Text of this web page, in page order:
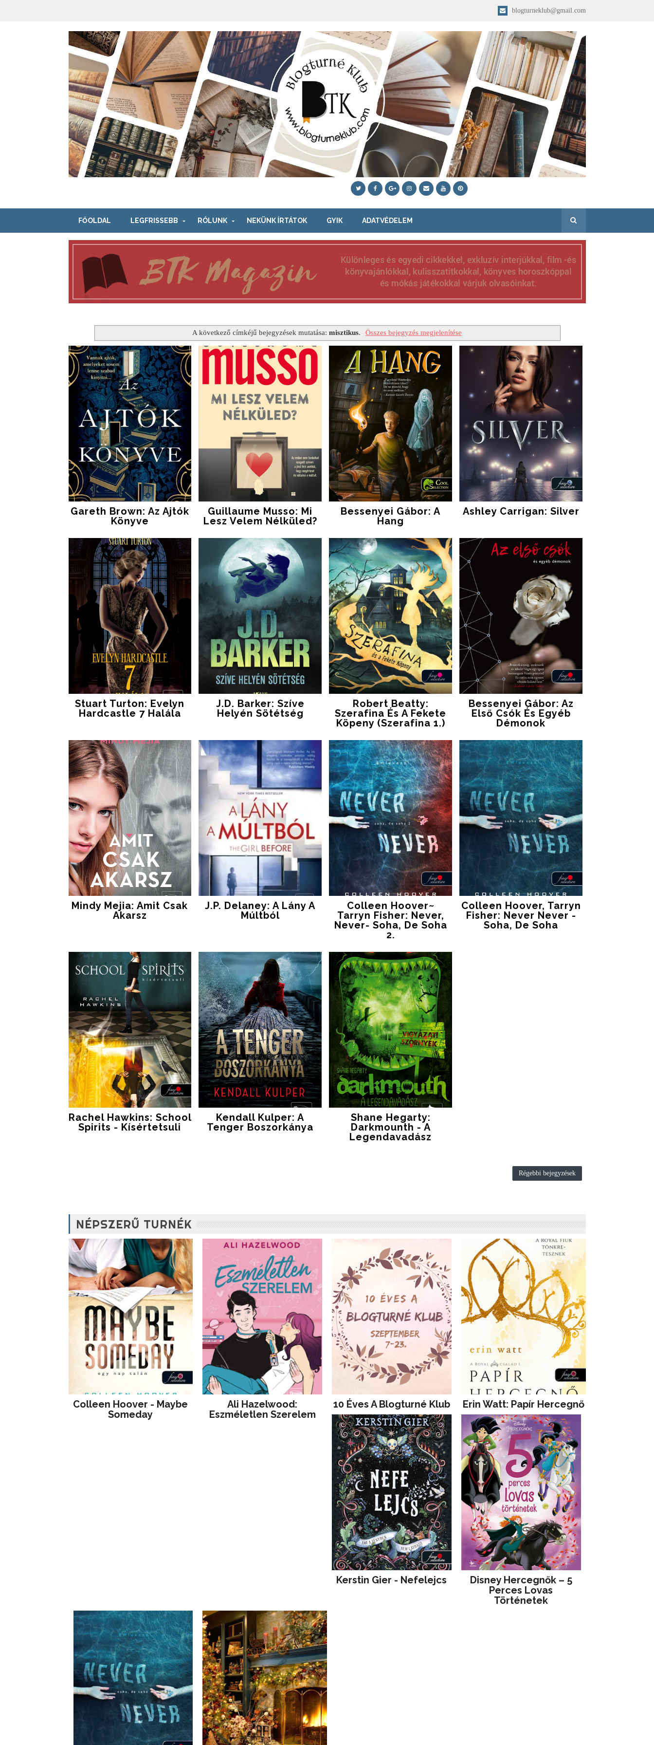
blogturneklub@gmail.com
FŐOLDAL LEGFRISSEBB RÓLUNK NEKÜNK ÍRTÁTOK GYIK ADATVÉDELEM
A következő címkéjű bejegyzések mutatása: misztikus. Összes bejegyzés megjelenítése
Gareth Brown: Az Ajtók
Könyve
Guillaume Musso: Mi
Lesz Velem Nélküled?
Bessenyei Gábor: A
Hang
Ashley Carrigan: Silver
Stuart Turton: Evelyn
Hardcastle 7 Halála
J.D. Barker: Szíve
Helyén Sötétség
Robert Beatty:
Szerafina És A Fekete
Köpeny (Szerafina 1.)
Bessenyei Gábor: Az
Első Csók És Egyéb
Démonok
Mindy Mejia: Amit Csak
Akarsz
J.P. Delaney: A Lány A
Múltból
Colleen Hoover~
Tarryn Fisher: Never,
Never- Soha, De Soha
2.
Colleen Hoover, Tarryn
Fisher: Never Never -
Soha, De Soha
Rachel Hawkins: School
Spirits - Kísértetsuli
Kendall Kulper: A
Tenger Boszorkánya
Shane Hegarty:
Darkmounth - A
Legendavadász
Régebbi bejegyzések
NÉPSZERŰ TURNÉK
Colleen Hoover - Maybe
Someday
Ali Hazelwood:
Eszméletlen Szerelem
10 Éves A Blogturné Klub Erin Watt: Papír Hercegnő
Kerstin Gier - Nefelejcs
Disney ​Hercegnők – 5
Perces Lovas
Történetek